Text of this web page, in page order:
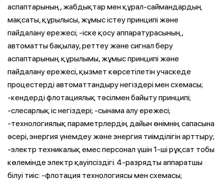
аспаптарының, жабдықтар мен құрал-саймандардың
мақсаты, құрылысы, жұмыс істеу принципі және
пайдалану ережесі; -іске қосу аппаратурасының,
автоматты бақылау, реттеу және сигнал беру
аспаптарының құрылымы, жұмыс принципі және
пайдалану ережесі, қызмет көрсетілетін учаскеде
процестерді автоматтандыру негіздері мен схемасы;
-кендерді флотациялық тәсілмен байыту принципі;
-слесарлық іс негіздері; -сынама алу ережесі;
-технологиялық параметрлердің дайын өнімнің сапасына
әсері, энергия үнемдеу және энергия тиімділігін арттыру;
-электр техникалық емес персонал үшін 1-ші рұқсат тобы
көлемінде электр қауіпсіздігі. 4-разрядты аппаратшы
білуі тиіс: -флотация технологиясы мен схемасы;